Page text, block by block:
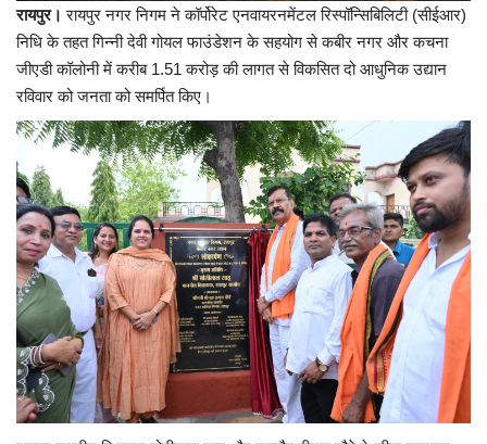
रायपुर। रायपुर नगर निगम ने कॉर्पोरेट एनवायरनमेंटल रिस्पॉन्सिबिलिटी (सीईआर)
निधि के तहत गिन्नी देवी गोयल फाउंडेशन के सहयोग से कबीर नगर और कचना
जीएडी कॉलोनी में करीब 1.51 करोड़ की लागत से विकसित दो आधुनिक उद्यान
रविवार को जनता को समर्पित किए।